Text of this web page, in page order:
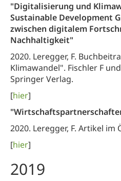
"Digitalisierung und
Sustainable Development
zwischen digitalem
Nachhaltigkeit"
2020. Leregger, F.
Klimawandel". Fischler F
Springer Verlag.
[hier]
2020. Leregger, F. Artikel im
[hier]
2019